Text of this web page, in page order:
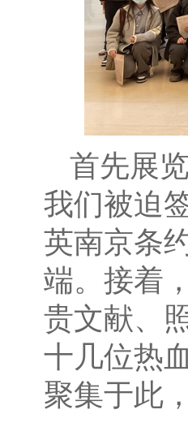
首先展
我们被迫
英南京条
端。接着
贵文献、
十几位热
聚集于此